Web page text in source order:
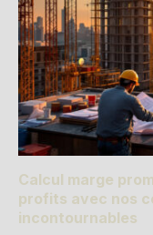
Calcul marge
profits avec nos
incontournables